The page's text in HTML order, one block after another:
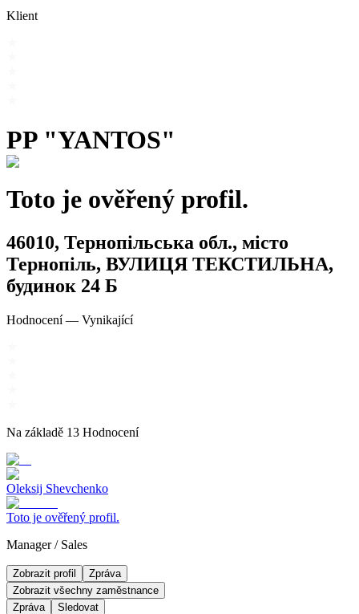
Klient
PP "YANTOS"
Toto je ověřený profil.
46010, Тернопільська обл., місто
Тернопіль, ВУЛИЦЯ ТЕКСТИЛЬНА,
будинок 24 Б
Hodnocení— Vynikající
Na základě 13 Hodnocení
Oleksij Shevchenko
Toto je ověřený profil.
Manager/ Sales
Zobrazit profil
Zpráva
Zobrazit všechny zaměstnance
Zpráva
Sledovat